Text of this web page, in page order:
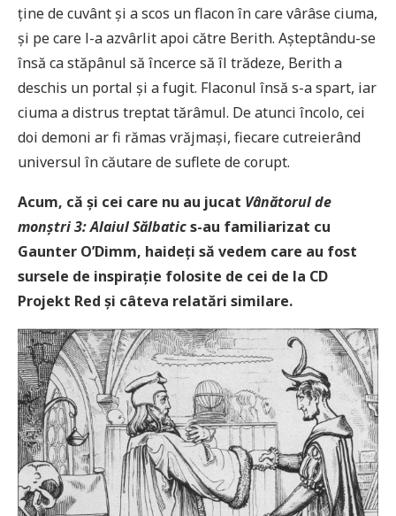
ține de cuvânt și a scos un flacon în care vârâse ciuma,
și pe care l-a azvârlit apoi către Berith. Așteptându-se
însă ca stăpânul să încerce să îl trădeze, Berith a
deschis un portal și a fugit. Flaconul însă s-a spart, iar
ciuma a distrus treptat tărâmul. De atunci încolo, cei
doi demoni ar fi rămas vrăjmași, fiecare cutreierând
universul în căutare de suflete de corupt.
Acum, că și cei care nu au jucat Vânătorul de
monștri 3: Alaiul Sălbatics-au familiarizat cu
Gaunter O’Dimm, haideți să vedem care au fost
sursele de inspirație folosite de cei de la CD
Projekt Red și câteva relatări similare.